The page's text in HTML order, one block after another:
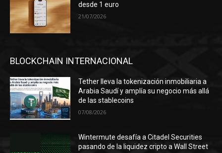
desde 1 euro
21/07/2026
BLOCKCHAIN INTERNACIONAL
Tether lleva la tokenización inmobiliaria a
Arabia Saudí y amplía su negocio más allá
de las stablecoins
07/08/2026
Wintermute desafía a Citadel Securities
pasando de la liquidez cripto a Wall Street